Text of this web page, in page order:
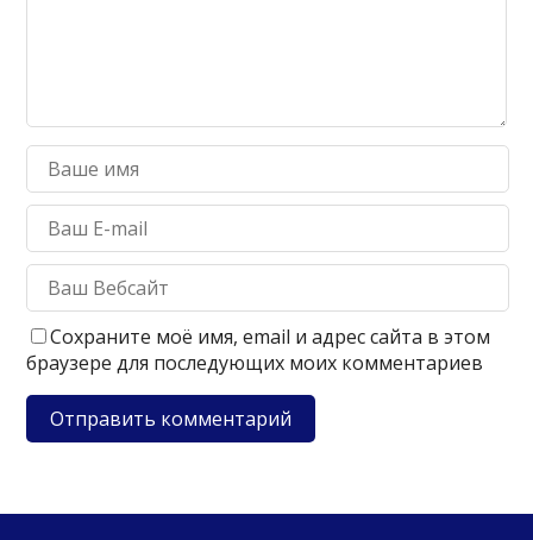
Сохраните моё имя, email и адрес сайта в этом
браузере для последующих моих комментариев